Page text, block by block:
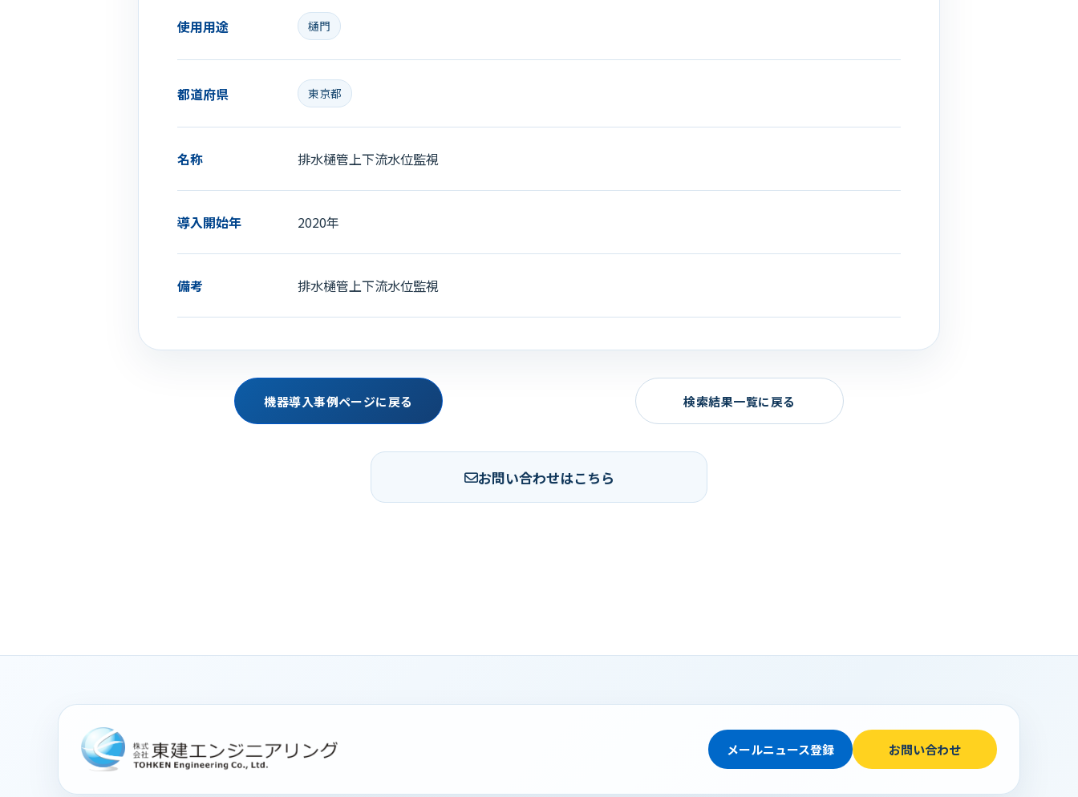
使用用途 樋門
都道府県 東京都
名称 排水樋管上下流水位監視
導入開始年 2020年
備考 排水樋管上下流水位監視
機器導入事例ページに戻る 検索結果一覧に戻る
お問い合わせはこちら
メールニュース登録 お問い合わせ